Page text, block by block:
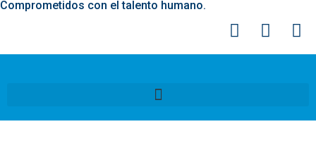
Comprometidos con el talento humano.